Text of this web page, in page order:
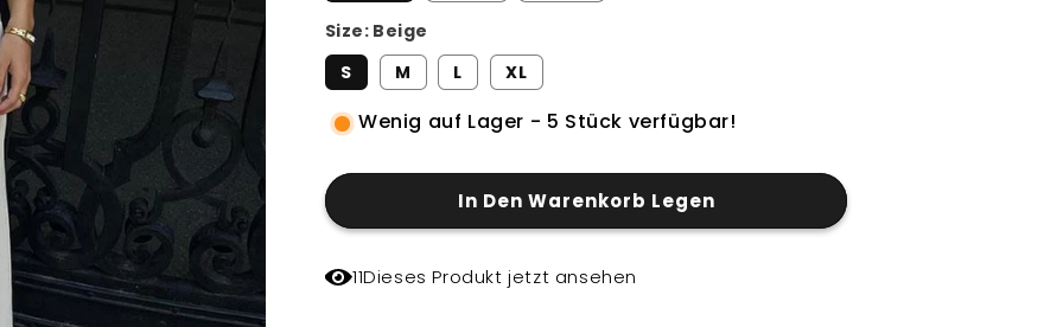
Size: Beige
S
M L XL
Wenig auf Lager - 5 Stück verfügbar!
In Den Warenkorb Legen
11Dieses Produkt jetzt ansehen